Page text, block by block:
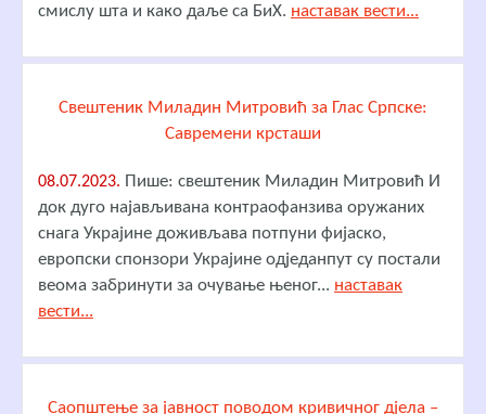
смислу шта и како даље са БиХ. наставак вести...
Свештеник Миладин Митровић за Глас Српске:
Савремени крсташи
08.07.2023. Пише: свештеник Миладин Митровић И
док дуго најављивана контраофанзива оружаних
снага Украјине доживљава потпуни фијаско,
европски спонзори Украјине одједанпут су постали
веома забринути за очување њеног... наставак
вести...
Саопштење за јавност поводом кривичног дјела –